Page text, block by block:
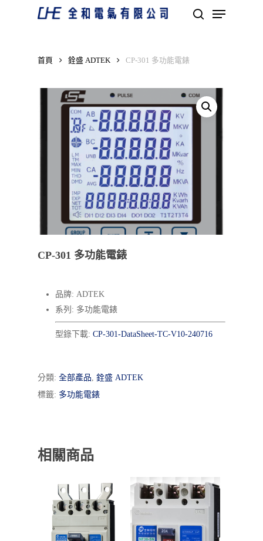
Menu
首頁 銓盛 ADTEK CP-301 多功能電錶
CP-301 多功能電錶
品牌: ADTEK
系列: 多功能電錶
型錄下載: CP-301-DataSheet-TC-V10-240716
分類: 全部產品, 銓盛 ADTEK
標籤: 多功能電錶
相關商品